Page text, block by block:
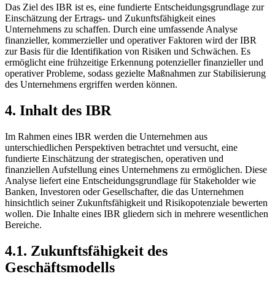
Das Ziel des IBR ist es, eine fundierte Entscheidungsgrundlage zur
Einschätzung der Ertrags- und Zukunftsfähigkeit eines
Unternehmens zu schaffen. Durch eine umfassende Analyse
finanzieller, kommerzieller und operativer Faktoren wird der IBR
zur Basis für die Identifikation von Risiken und Schwächen. Es
ermöglicht eine frühzeitige Erkennung potenzieller finanzieller und
operativer Probleme, sodass gezielte Maßnahmen zur Stabilisierung
des Unternehmens ergriffen werden können.
4. Inhalt des IBR
Im Rahmen eines IBR werden die Unternehmen aus
unterschiedlichen Perspektiven betrachtet und versucht, eine
fundierte Einschätzung der strategischen, operativen und
finanziellen Aufstellung eines Unternehmens zu ermöglichen. Diese
Analyse liefert eine Entscheidungsgrundlage für Stakeholder wie
Banken, Investoren oder Gesellschafter, die das Unternehmen
hinsichtlich seiner Zukunftsfähigkeit und Risikopotenziale bewerten
wollen. Die Inhalte eines IBR gliedern sich in mehrere wesentlichen
Bereiche.
4.1. Zukunftsfähigkeit des
Geschäftsmodells